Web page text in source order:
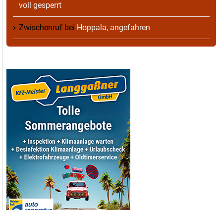
voll gesperrt
Zwischenruf bei Hoppala, angefahren